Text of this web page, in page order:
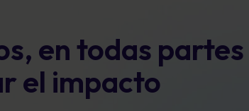
en todas partes
el impacto